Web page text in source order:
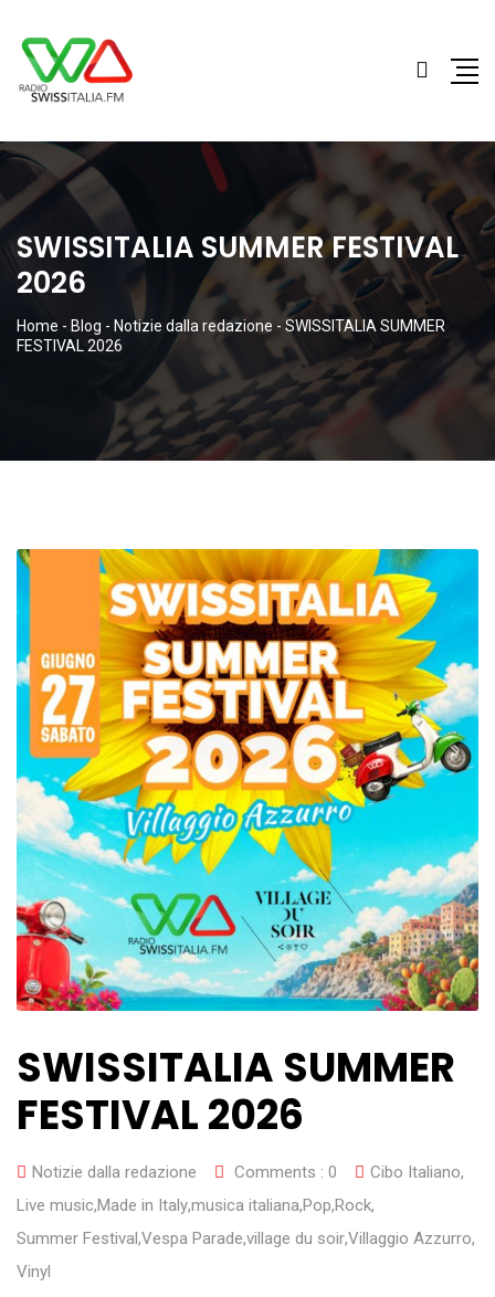
SWISSITALIA SUMMER FESTIVAL
2026
Home - Blog - Notizie dalla redazione - SWISSITALIA SUMMER
FESTIVAL 2026
SWISSITALIA SUMMER
FESTIVAL 2026
Notizie dalla redazione Comments : 0 Cibo Italiano,
Live music,Made in Italy,musica italiana,Pop,Rock,
Summer Festival,Vespa Parade,village du soir,Villaggio Azzurro,
Vinyl